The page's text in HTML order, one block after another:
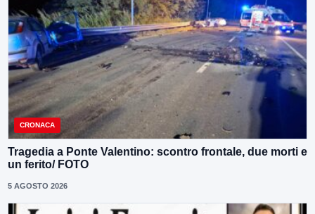
CRONACA
Tragedia a Ponte Valentino: scontro frontale, due morti e
un ferito/ FOTO
5 AGOSTO 2026